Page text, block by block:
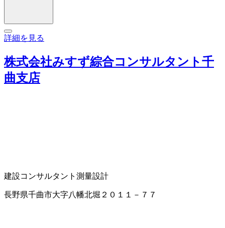
詳細を見る
株式会社みすず綜合コンサルタント千
曲支店
建設コンサルタント 測量設計
長野県千曲市大字八幡北堀２０１１－７７